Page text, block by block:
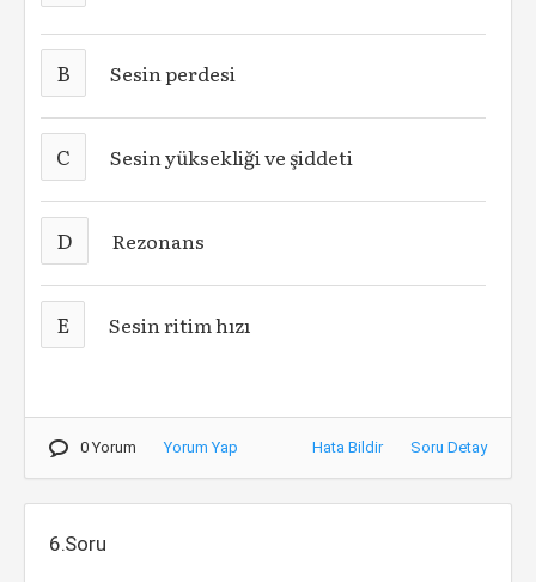
B Sesin perdesi
C Sesin yüksekliği ve şiddeti
D Rezonans
E Sesin ritim hızı
0 Yorum Yorum Yap Hata Bildir Soru Detay
6.Soru